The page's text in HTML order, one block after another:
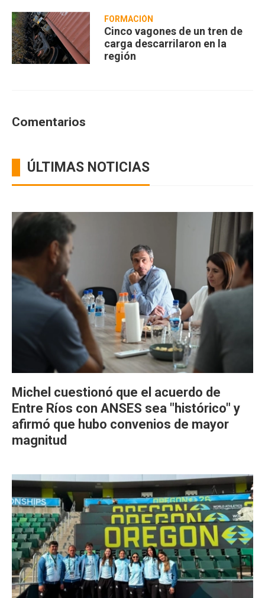
FORMACIÓN
Cinco vagones de un tren de
carga descarrilaron en la
región
Comentarios
ÚLTIMAS NOTICIAS
Michel cuestionó que el acuerdo de
Entre Ríos con ANSES sea "histórico" y
afirmó que hubo convenios de mayor
magnitud